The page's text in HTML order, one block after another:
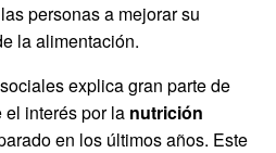
personas a mejorar su
la alimentación.
explica gran parte de
el interés por la nutrición
en los últimos años. Este